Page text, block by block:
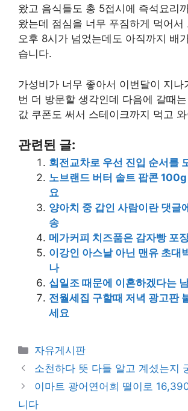
왔고 음식들도 총 5접시에 즉석요리
왔는데 점심을 너무 푸짐하게 먹어서
오후 8시가 넘었는데도 아직까지 배
습니다.
가성비가 너무 좋아서 이번달이 지나
번 더 방문할 생각인데 다음에 갈때
값 쿠폰도 써서 스테이크까지 먹고
관련된 글:
회전교차로 우선 진입 순서를
노브랜드 버터 솔트 팝콘 100g
요
양아치 중 갑인 사람이란 댓글
송
메가커피 치즈품은 감자빵 포
이강인 아스날 아닌 맨유 초대
나
십일조 때문에 이혼하겠다는
전월세집 구할때 저녁 광고판
세요
카
테
리
자유게시판
소천하다 뜻 다들 알고 계셨는지
이마트 광어연어회 떨이로
니다